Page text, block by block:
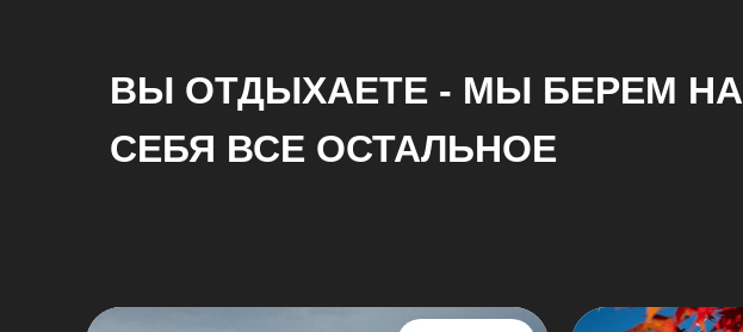
ВЫ ОТДЫХАЕТЕ - МЫ БЕРЕМ НА
СЕБЯ ВСЕ ОСТАЛЬНОЕ